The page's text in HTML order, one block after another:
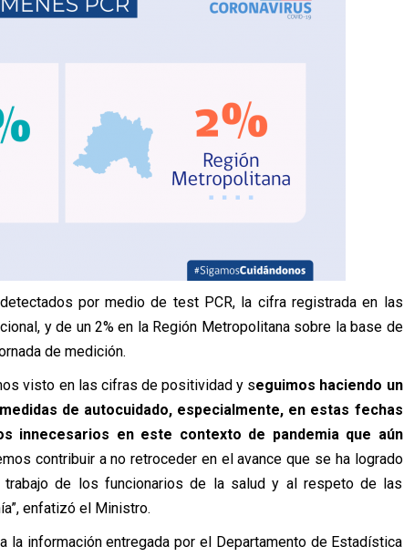
por medio de test PCR, la cifra registrada en las
y de un 2% en la Región Metropolitana sobre la base de
de medición.
visto en las cifras de positividad y seguimos haciendo un
de autocuidado, especialmente, en estas fechas
innecesarios en este contexto de pandemia que aún
contribuir a no retroceder en el avance que se ha logrado
trabajo de los funcionarios de la salud y al respeto de las
enfatizó el Ministro.
la información entregada por el Departamento de Estadística